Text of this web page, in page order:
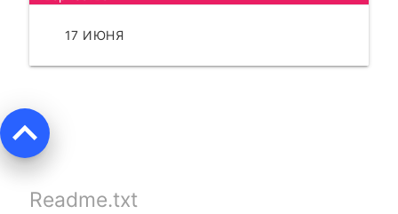
17 ИЮНЯ
keyboard_arrow_up
Readme.txt